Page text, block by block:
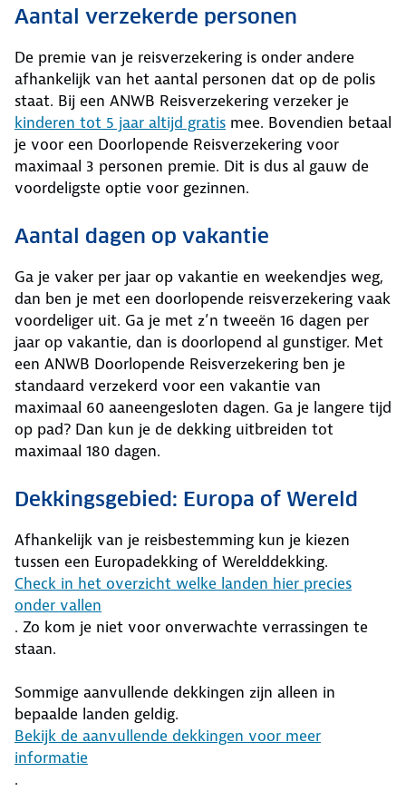
Aantal verzekerde personen
De premie van je reisverzekering is onder andere
afhankelijk van het aantal personen dat op de polis
staat. Bij een ANWB Reisverzekering verzeker je
kinderen tot 5 jaar altijd gratis mee. Bovendien betaal
je voor een Doorlopende Reisverzekering voor
maximaal 3 personen premie. Dit is dus al gauw de
voordeligste optie voor gezinnen.
Aantal dagen op vakantie
Ga je vaker per jaar op vakantie en weekendjes weg,
dan ben je met een doorlopende reisverzekering vaak
voordeliger uit. Ga je met z’n tweeën 16 dagen per
jaar op vakantie, dan is doorlopend al gunstiger. Met
een ANWB Doorlopende Reisverzekering ben je
standaard verzekerd voor een vakantie van
maximaal 60 aaneengesloten dagen. Ga je langere tijd
op pad? Dan kun je de dekking uitbreiden tot
maximaal 180 dagen.
Dekkingsgebied: Europa of Wereld
Afhankelijk van je reisbestemming kun je kiezen
tussen een Europadekking of Werelddekking.
Check in het overzicht welke landen hier precies
onder vallen
. Zo kom je niet voor onverwachte verrassingen te
staan.
Sommige aanvullende dekkingen zijn alleen in
bepaalde landen geldig.
Bekijk de aanvullende dekkingen voor meer
informatie
.